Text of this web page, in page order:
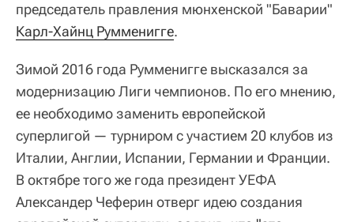
председатель правления мюнхенской "Баварии"
Карл-Хайнц Румменигге.
Зимой 2016 года Румменигге высказался за
модернизацию Лиги чемпионов. По его мнению,
ее необходимо заменить европейской
суперлигой — турниром с участием 20 клубов из
Италии, Англии, Испании, Германии и Франции.
В октябре того же года президент УЕФА
Александер Чеферин отверг идею создания